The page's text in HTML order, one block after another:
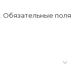
Обязательные поля